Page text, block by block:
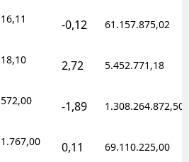
16,11 -0,12 61.157.875,02
18,10 2,72 5.452.771,18
572,00 -1,89 1.308.264.872,50
1.767,00 0,11 69.110.225,00